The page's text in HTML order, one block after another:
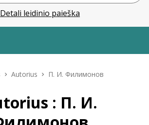
Detali leidinio paieška
Autorius П. И. Филимонов
: П. И.